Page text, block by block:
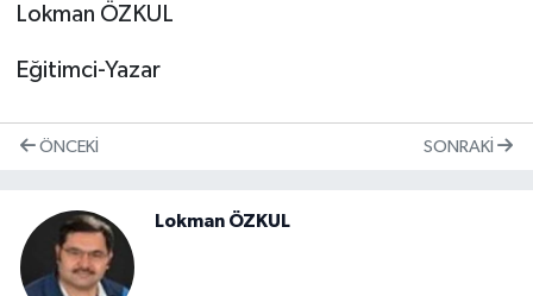
Lokman ÖZKUL
Eğitimci-Yazar
ÖNCEKI SONRAKI
Lokman ÖZKUL